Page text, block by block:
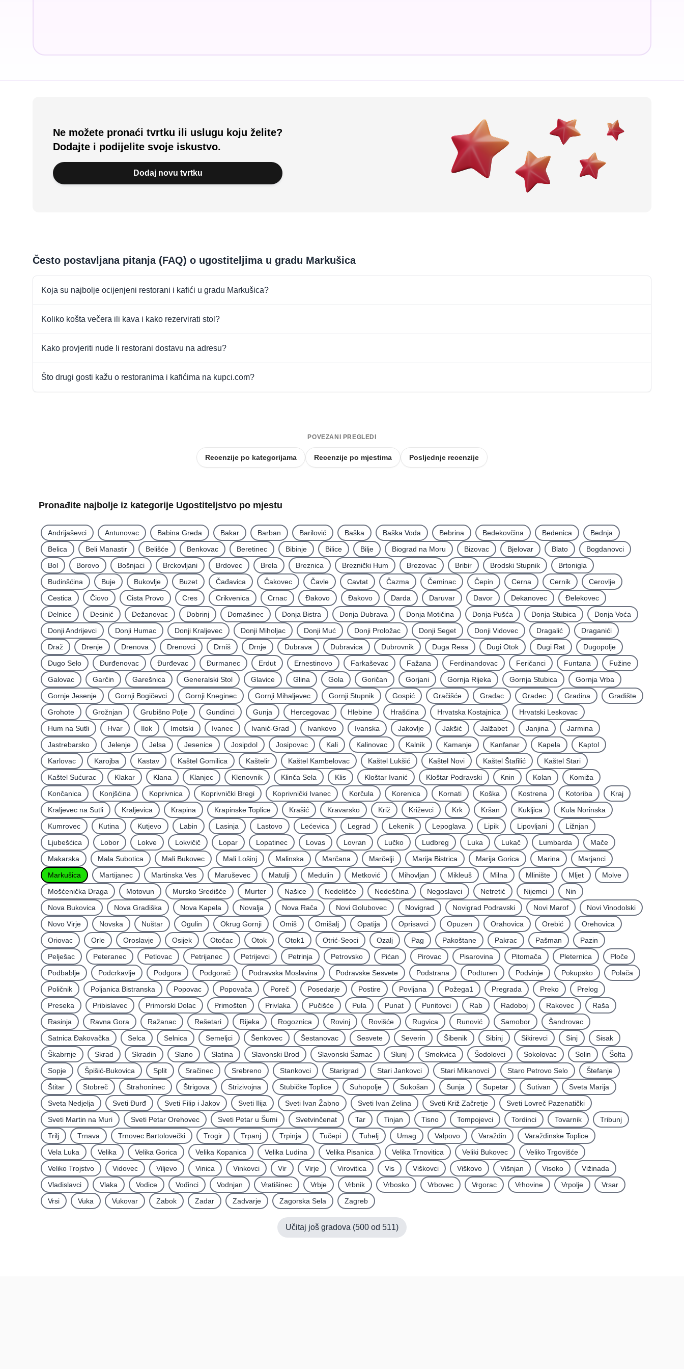
Ne možete pronaći tvrtku ili uslugu koju želite?
Dodajte i podijelite svoje iskustvo.
Dodaj novu tvrtku
Često postavljana pitanja (FAQ) o ugostiteljima u gradu Markušica
Koja su najbolje ocijenjeni restorani i kafići u gradu Markušica?
Koliko košta večera ili kava i kako rezervirati stol?
Kako provjeriti nude li restorani dostavu na adresu?
Što drugi gosti kažu o restoranima i kafićima na kupci.com?
POVEZANI PREGLEDI
Recenzije po kategorijama Recenzije po mjestima Posljednje recenzije
Pronađite najbolje iz kategorije Ugostiteljstvo po mjestu
Andrijaševci Antunovac Babina Greda Bakar Barban Barilović Baška Baška Voda Bebrina Bedekovčina Bedenica
Bednja
Belica
Beli Manastir Belišće Benkovac Beretinec Bibinje Bilice Bilje Biograd na Moru Bizovac Bjelovar Blato
Bogdanovci
Bol
Borovo Bošnjaci Brckovljani Brdovec Brela Breznica Breznički Hum Brezovac Bribir Brodski Stupnik
Brtonigla
Budinšćina
Buje Bukovlje Buzet Čađavica Čakovec Čavle Cavtat Čazma Čeminac Čepin Cerna Cernik
Cerovlje
Cestica
Čiovo Cista Provo Cres Crikvenica Crnac Đakovo Ðakovo Darda Daruvar Davor Dekanovec
Ðelekovec
Delnice
Desinić Dežanovac Dobrinj Domašinec Donja Bistra Donja Dubrava Donja Motičina Donja Pušća Donja Stubica
Donja Voća
Donji Andrijevci
Donji Humac Donji Kraljevec Donji Miholjac Donji Muć Donji Proložac Donji Seget Donji Vidovec Dragalić
Draganići
Draž
Drenje Drenova Drenovci Drniš Drnje Dubrava Dubravica Dubrovnik Duga Resa Dugi Otok Dugi Rat
Dugopolje
Dugo Selo
Ðurđenovac Ðurđevac Ðurmanec Erdut Ernestinovo Farkaševac Fažana Ferdinandovac Feričanci Funtana
Fužine
Galovac
Garčin Garešnica Generalski Stol Glavice Glina Gola Goričan Gorjani Gornja Rijeka Gornja Stubica
Gornja Vrba
Gornje Jesenje
Gornji Bogičevci Gornji Kneginec Gornji Mihaljevec Gornji Stupnik Gospić Gračišće Gradac Gradec Gradina
Gradište
Grohote
Grožnjan Grubišno Polje Gundinci Gunja Hercegovac Hlebine Hrašćina Hrvatska Kostajnica
Hrvatski Leskovac
Hum na Sutli
Hvar Ilok Imotski Ivanec Ivanić-Grad Ivankovo Ivanska Jakovlje Jakšić Jalžabet Janjina
Jarmina
Jastrebarsko
Jelenje Jelsa Jesenice Josipdol Josipovac Kali Kalinovac Kalnik Kamanje Kanfanar Kapela
Kaptol
Karlovac
Karojba Kastav Kaštel Gomilica Kaštelir Kaštel Kambelovac Kaštel Lukšić Kaštel Novi Kaštel Štafilić
Kaštel Stari
Kaštel Sućurac
Klakar Klana Klanjec Klenovnik Klinča Sela Klis Kloštar Ivanić Kloštar Podravski Knin Kolan
Komiža
Končanica
Konjšćina Koprivnica Koprivnički Bregi Koprivnički Ivanec Korčula Korenica Kornati Koška Kostrena Kotoriba
Kraj
Kraljevec na Sutli
Kraljevica Krapina Krapinske Toplice Krašić Kravarsko Križ Križevci Krk Kršan Kukljica
Kula Norinska
Kumrovec
Kutina Kutjevo Labin Lasinja Lastovo Lećevica Legrad Lekenik Lepoglava Lipik Lipovljani
Ližnjan
Ljubešćica
Lobor Lokve Lokvičič Lopar Lopatinec Lovas Lovran Lučko Ludbreg Luka Lukač Lumbarda
Mače
Makarska
Mala Subotica Mali Bukovec Mali Lošinj Malinska Marčana Marčelji Marija Bistrica Marija Gorica Marina
Marjanci
Markušica
Martijanec Martinska Ves Maruševec Matulji Medulin Metković Mihovljan Mikleuš Milna Mlinište Mljet
Molve
Mošćenička Draga
Motovun Mursko Središće Murter Našice Nedelišće Nedeščina Negoslavci Netretić Nijemci
Nin
Nova Bukovica
Nova Gradiška Nova Kapela Novalja Nova Rača Novi Golubovec Novigrad Novigrad Podravski Novi Marof
Novi Vinodolski
Novo Virje
Novska Nuštar Ogulin Okrug Gornji Omiš Omišalj Opatija Oprisavci Opuzen Orahovica Orebić
Orehovica
Oriovac
Orle Oroslavje Osijek Otočac Otok Otok1 Otrić-Seoci Ozalj Pag Pakoštane Pakrac Pašman
Pazin
Pelješac
Peteranec Petlovac Petrijanec Petrijevci Petrinja Petrovsko Pićan Pirovac Pisarovina Pitomača Pleternica
Ploče
Podbablje
Podcrkavlje Podgora Podgorač Podravska Moslavina Podravske Sesvete Podstrana Podturen Podvinje Pokupsko
Polača
Poličnik
Poljanica Bistranska Popovac Popovača Poreč Posedarje Postire Povljana Požega1 Pregrada Preko
Prelog
Preseka
Pribislavec Primorski Dolac Primošten Privlaka Pučišće Pula Punat Punitovci Rab Radoboj Rakovec
Raša
Rasinja
Ravna Gora Ražanac Rešetari Rijeka Rogoznica Rovinj Rovišće Rugvica Runović Samobor
Šandrovac
Satnica Ðakovačka
Selca Selnica Semeljci Šenkovec Šestanovac Sesvete Severin Šibenik Sibinj Sikirevci Sinj
Sisak
Škabrnje
Skrad Skradin Slano Slatina Slavonski Brod Slavonski Šamac Slunj Smokvica Šodolovci Sokolovac Solin
Šolta
Sopje
Špišić-Bukovica Split Sračinec Srebreno Stankovci Starigrad Stari Jankovci Stari Mikanovci Staro Petrovo Selo
Štefanje
Štitar
Stobreč Strahoninec Štrigova Strizivojna Stubičke Toplice Suhopolje Sukošan Sunja Supetar Sutivan
Sveta Marija
Sveta Nedjelja
Sveti Ðurđ Sveti Filip i Jakov Sveti Ilija Sveti Ivan Žabno Sveti Ivan Zelina Sveti Križ Začretje
Sveti Lovreč Pazenatički
Sveti Martin na Muri
Sveti Petar Orehovec Sveti Petar u Šumi Svetvinčenat Tar Tinjan Tisno Tompojevci Tordinci Tovarnik
Tribunj
Trilj
Trnava Trnovec Bartolovečki Trogir Trpanj Trpinja Tučepi Tuhelj Umag Valpovo Varaždin
Varaždinske Toplice
Vela Luka
Velika Velika Gorica Velika Kopanica Velika Ludina Velika Pisanica Velika Trnovitica Veliki Bukovec
Veliko Trgovišće
Veliko Trojstvo
Vidovec Viljevo Vinica Vinkovci Vir Virje Virovitica Vis Viškovci Viškovo Višnjan Visoko
Vižinada
Vladislavci
Vlaka Vodice Vođinci Vodnjan Vratišinec Vrbje Vrbnik Vrbosko Vrbovec Vrgorac Vrhovine Vrpolje
Vrsar
Vrsi
Vuka Vukovar Zabok Zadar Zadvarje Zagorska Sela Zagreb
Učitaj još gradova (500 od 511)